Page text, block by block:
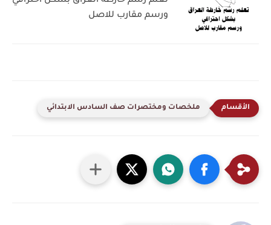
ورسم مقارب للاصل
ملخصات ومختصرات صف السادس الابتدائي